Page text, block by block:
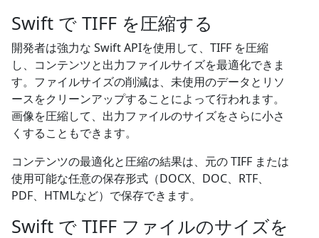
Swift で TIFF を圧縮する
開発者は強力な Swift APIを使用して、TIFF を圧縮
し、コンテンツと出力ファイルサイズを最適化できま
す。ファイルサイズの削減は、未使用のデータとリソ
ースをクリーンアップすることによって行われます。
画像を圧縮して、出力ファイルのサイズをさらに小さ
くすることもできます。
コンテンツの最適化と圧縮の結果は、元の TIFF または
使用可能な任意の保存形式（DOCX、DOC、RTF、
PDF、HTMLなど）で保存できます。
Swift で TIFF ファイルのサイズを